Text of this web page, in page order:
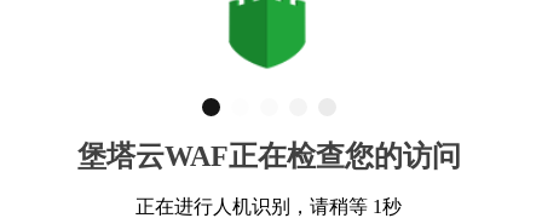
堡塔云WAF正在检查您的访问
正在进行人机识别，请稍等 1秒